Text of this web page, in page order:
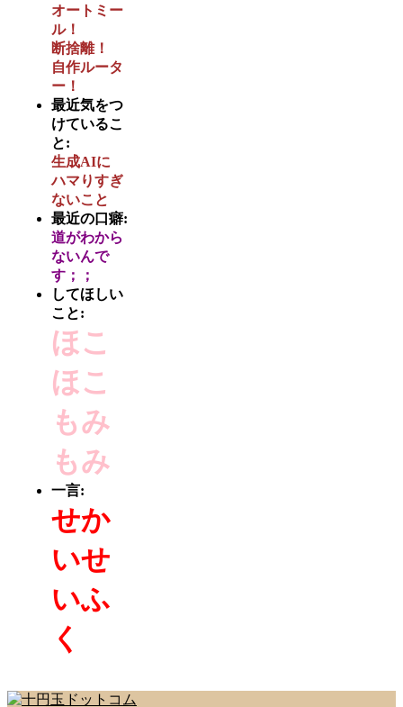
オートミー
ル！
断捨離！
自作ルータ
ー！
最近気をつ
けているこ
と:
生成AIに
ハマりすぎ
ないこと
最近の口癖:
道がわから
ないんで
す；；
してほしい
こと:
ほこ
ほこ
もみ
もみ
一言:
せか
いせ
いふ
く